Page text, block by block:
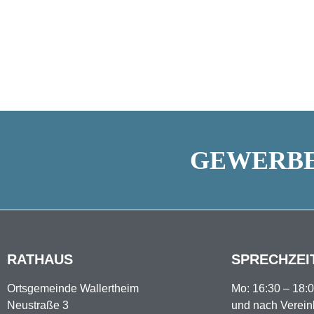
RATHAUS
Ortsgemeinde Wallertheim
Neustraße 3
Mo: 16:30 –
und nach